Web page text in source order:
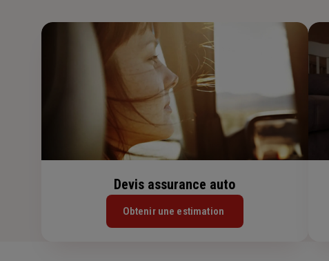
Devis assurance auto
Obtenir une estimation